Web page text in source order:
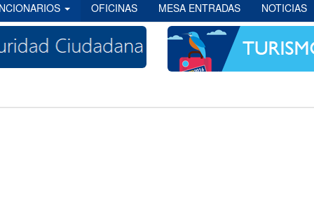
OFICINAS MESA ENTRADAS NOTICIAS